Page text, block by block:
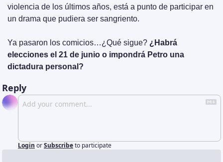
violencia de los últimos años, está a punto de participar en
un drama que pudiera ser sangriento.
Ya pasaron los comicios…¿Qué sigue? ¿Habrá
elecciones el 21 de junio o impondrá Petro una
dictadura personal?
Reply
Login orSubscribeto participate